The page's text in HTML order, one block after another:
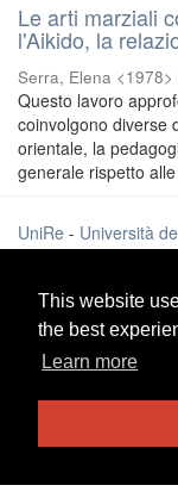
This website
the best
Learn more
This website
the best
Learn more
Le arti marziali
l'Aikido, la
Serra, Elena <1978>
Questo lavoro
coinvolgono diverse
orientale, la
generale rispetto
UniRe - Università
Contacts